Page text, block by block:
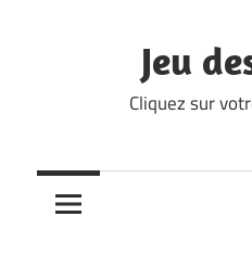
Jeu
Cliquez sur